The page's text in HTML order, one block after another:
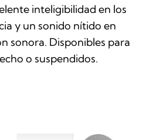
inteligibilidad en los
y un sonido nítido en
sonora. Disponibles para
o suspendidos.